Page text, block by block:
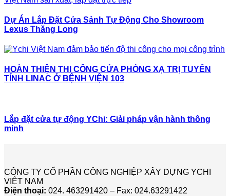
Dự Án Lắp Đặt Cửa Sảnh Tự Động Cho Showroom
Lexus Thăng Long
HOÀN THIỆN THI CÔNG CỬA PHÒNG XẠ TRỊ TUYẾN
TÍNH LINAC Ở BỆNH VIỆN 103
Lắp đặt cửa tự động YChi: Giải pháp vận hành thông
minh
CÔNG TY CỔ PHẦN CÔNG NGHIỆP XÂY DỰNG YCHI
VIỆT NAM
Điện thoại: 024. 463291420 – Fax: 024.63291422